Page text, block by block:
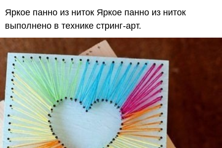
Яркое панно из ниток Яркое панно из ниток
выполнено в технике стринг-арт.